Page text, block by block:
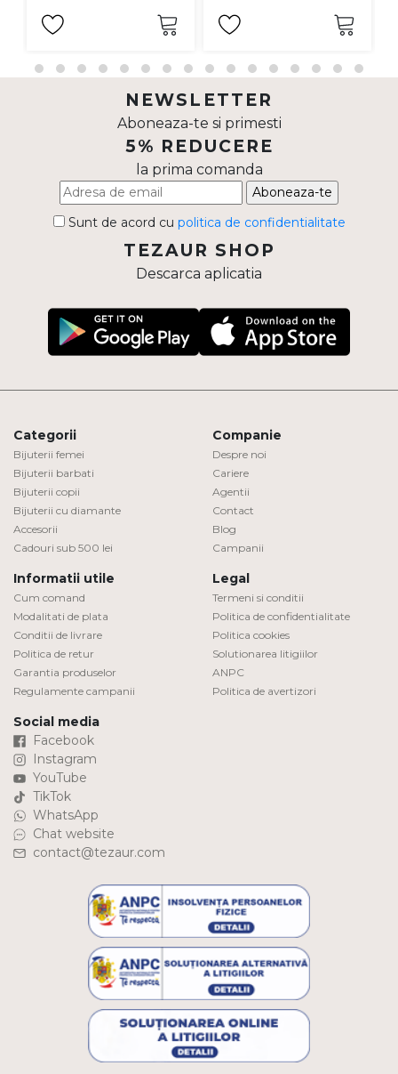
NEWSLETTER
Aboneaza-te si primesti
5% REDUCERE
la prima comanda
Aboneaza-te
Sunt de acord cu politica de confidentialitate
TEZAUR SHOP
Descarca aplicatia
Categorii
Bijuterii femei
Bijuterii barbati
Bijuterii copii
Bijuterii cu diamante
Accesorii
Cadouri sub 500 lei
Companie
Despre noi
Cariere
Agentii
Contact
Blog
Campanii
Informatii utile
Cum comand
Modalitati de plata
Conditii de livrare
Politica de retur
Garantia produselor
Regulamente campanii
Legal
Termeni si conditii
Politica de confidentialitate
Politica cookies
Solutionarea litigiilor
ANPC
Politica de avertizori
Social media
Facebook
Instagram
YouTube
TikTok
WhatsApp
Chat website
contact@tezaur.com